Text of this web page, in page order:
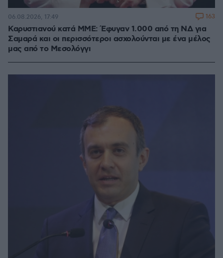
Καρυστιανού κατά ΜΜΕ: Έφυγαν 1.000 από τη ΝΔ για
Σαμαρά και οι περισσότεροι ασχολούνται με ένα μέλος
μας από το Μεσολόγγι
06.08.2026, 17:49 163